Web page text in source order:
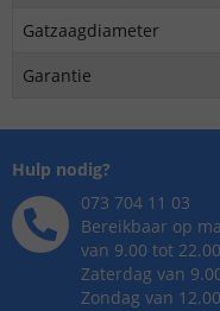
Gatzaagdiameter
Garantie
Hulp nodig?
073 704 11 03
Bereikbaar op
van 9.00 tot
Zaterdag van
Zondag van